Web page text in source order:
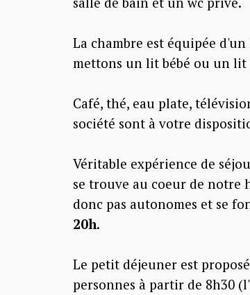
La chambre est équipée
mettons un lit bébé ou un
Café, thé, eau plate,
société sont à votre
Véritable expérience de
se trouve au coeur de notre
donc pas autonomes et se
20h.
Le petit déjeuner est
personnes à partir de 8h30